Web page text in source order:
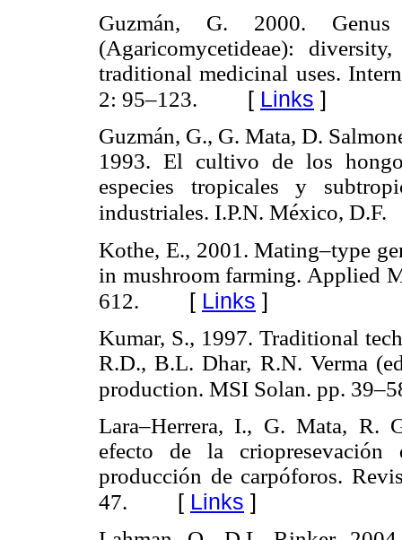
Guzmán, G. 2000.
(Agaricomycetideae):
traditional medicinal uses.
2: 95–123. [ Links ]
Guzmán, G., G. Mata, D.
1993. El cultivo de los
especies tropicales y
industriales. I.P.N. México, D.F.
Kothe, E., 2001. Mating–type
in mushroom farming. Applied
612. [ Links ]
Kumar, S., 1997. Traditional
R.D., B.L. Dhar, R.N. Verma
production. MSI Solan. pp.
Lara–Herrera, I., G. Mata, R.
efecto de la
producción de carpóforos.
47. [ Links ]